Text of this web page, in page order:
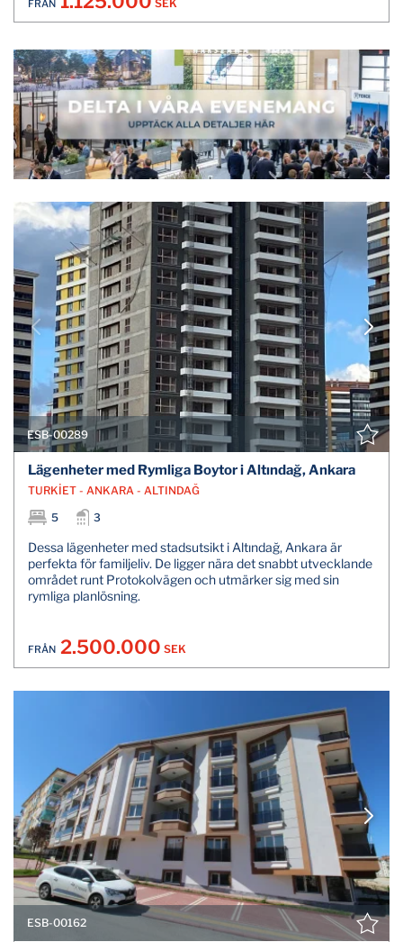
FRÅN SEK
ESB-00289
Lägenheter med Rymliga Boytor i Altındağ, Ankara
TURKİET - ANKARA - ALTINDAĞ
5
3
Dessa lägenheter med stadsutsikt i Altındağ, Ankara är
perfekta för familjeliv. De ligger nära det snabbt utvecklande
området runt Protokolvägen och utmärker sig med sin
rymliga planlösning.
FRÅN 2.500.000 SEK
ESB-00162